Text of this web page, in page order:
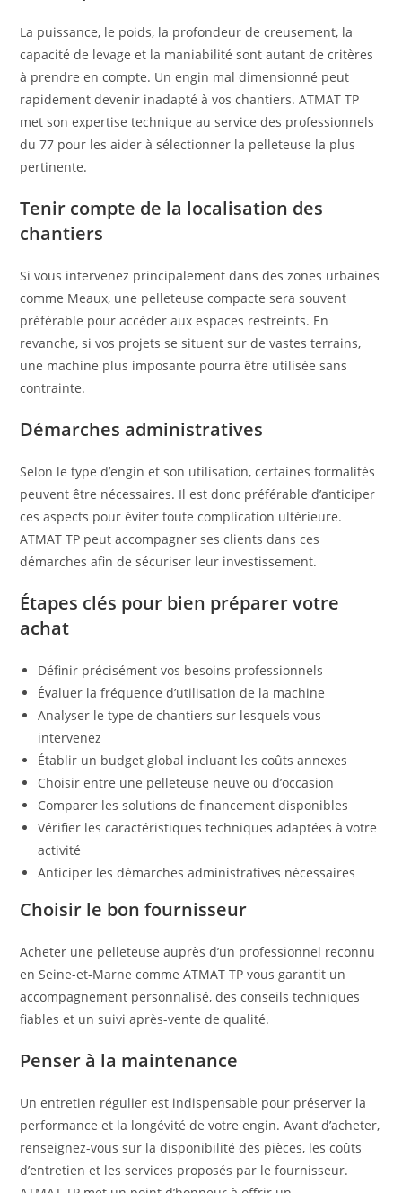
La puissance, le poids, la profondeur de creusement, la
capacité de levage et la maniabilité sont autant de critères
à prendre en compte. Un engin mal dimensionné peut
rapidement devenir inadapté à vos chantiers. ATMAT TP
met son expertise technique au service des professionnels
du 77 pour les aider à sélectionner la pelleteuse la plus
pertinente.
Tenir compte de la localisation des
chantiers
Si vous intervenez principalement dans des zones urbaines
comme Meaux, une pelleteuse compacte sera souvent
préférable pour accéder aux espaces restreints. En
revanche, si vos projets se situent sur de vastes terrains,
une machine plus imposante pourra être utilisée sans
contrainte.
Démarches administratives
Selon le type d’engin et son utilisation, certaines formalités
peuvent être nécessaires. Il est donc préférable d’anticiper
ces aspects pour éviter toute complication ultérieure.
ATMAT TP peut accompagner ses clients dans ces
démarches afin de sécuriser leur investissement.
Étapes clés pour bien préparer votre
achat
Définir précisément vos besoins professionnels
Évaluer la fréquence d’utilisation de la machine
Analyser le type de chantiers sur lesquels vous
intervenez
Établir un budget global incluant les coûts annexes
Choisir entre une pelleteuse neuve ou d’occasion
Comparer les solutions de financement disponibles
Vérifier les caractéristiques techniques adaptées à votre
activité
Anticiper les démarches administratives nécessaires
Choisir le bon fournisseur
Acheter une pelleteuse auprès d’un professionnel reconnu
en Seine-et-Marne comme ATMAT TP vous garantit un
accompagnement personnalisé, des conseils techniques
fiables et un suivi après-vente de qualité.
Penser à la maintenance
Un entretien régulier est indispensable pour préserver la
performance et la longévité de votre engin. Avant d’acheter,
renseignez-vous sur la disponibilité des pièces, les coûts
d’entretien et les services proposés par le fournisseur.